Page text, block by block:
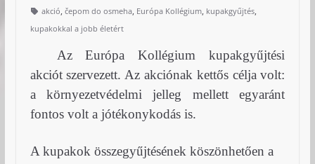
akció, čepom do osmeha, Európa Kollégium, kupakgyűjtés,
kupakokkal a jobb életért
Az Európa Kollégium kupakgyűjtési
akciót szervezett. Az akciónak kettős célja volt:
a környezetvédelmi jelleg mellett egyaránt
fontos volt a jótékonykodás is.
A kupakok összegyűjtésének köszönhetően a